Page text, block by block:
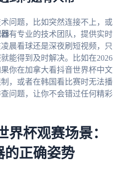
问题，比如突然连接不上，或
有专业的技术团队，提供实时
晨看球还是深夜刷短视频，只
能得到及时解决。比如在2026
你在加拿大看抖音世界杯中文
，或者在韩国看比赛时无法播
问题，让你不会错过任何精彩
界杯观赛场景：
的正确姿势